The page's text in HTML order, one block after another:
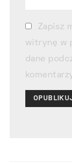
Zapisz
witrynę w
dane